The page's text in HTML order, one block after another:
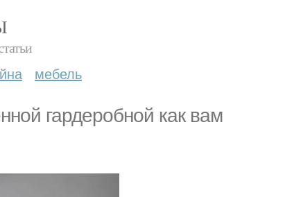
мебель
гардеробной как вам